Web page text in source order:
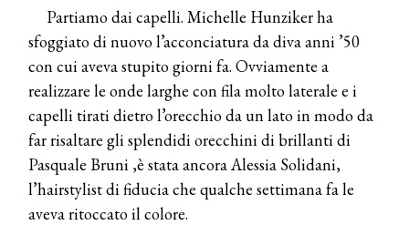
Partiamo dai capelli. Michelle Hunziker ha
sfoggiato di nuovo l’acconciatura da diva anni ’50
con cui aveva stupito giorni fa. Ovviamente a
realizzare le onde larghe con fila molto laterale e i
capelli tirati dietro l’orecchio da un lato in modo da
far risaltare gli splendidi orecchini di brillanti di
Pasquale Bruni ,è stata ancora Alessia Solidani,
l’hairstylist di fiducia che qualche settimana fa le
aveva ritoccato il colore.